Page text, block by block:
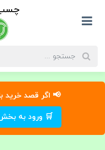
📢 اگر قصد خرید
🛒 ورود به
چسب